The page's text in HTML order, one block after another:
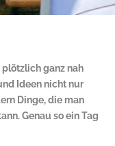
ganz nah
Ideen nicht nur
Dinge, die man
Genau so ein Tag